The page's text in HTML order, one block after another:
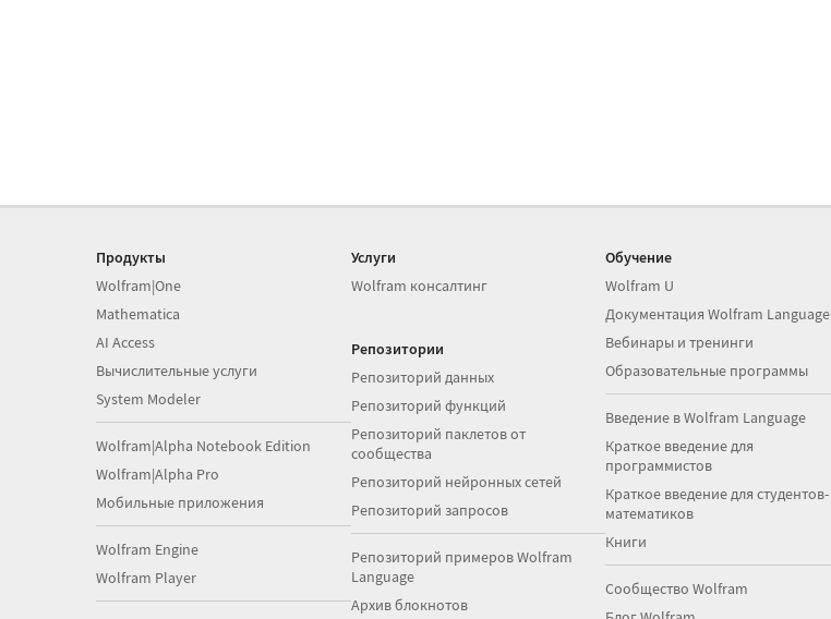
Продукты
Wolfram|One
Mathematica
AI Access
Вычислительные услуги
System Modeler
Wolfram|Alpha Notebook Edition
Wolfram|Alpha Pro
Мобильные приложения
Wolfram Engine
Wolfram Player
Услуги
Wolfram консалтинг
Репозитории
Репозиторий данных
Репозиторий функций
Репозиторий паклетов от
сообщества
Репозиторий нейронных сетей
Репозиторий запросов
Репозиторий примеров Wolfram
Language
Архив блокнотов
Обучение
Wolfram U
Документация Wolfram Language
Вебинары и тренинги
Образовательные программы
Введение в Wolfram Language
Краткое введение для
программистов
Краткое введение для студентов-
математиков
Книги
Сообщество Wolfram